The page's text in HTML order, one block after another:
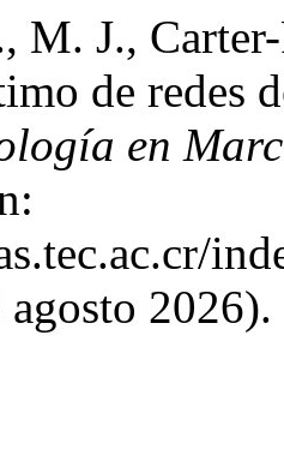
M. J.,
de redes
en
2026).